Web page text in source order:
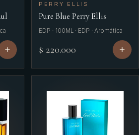
PERRY ELLIS
Pure Blue Perry Ellis
EDP · 100ML · EDP · Aromática
$ 220.000